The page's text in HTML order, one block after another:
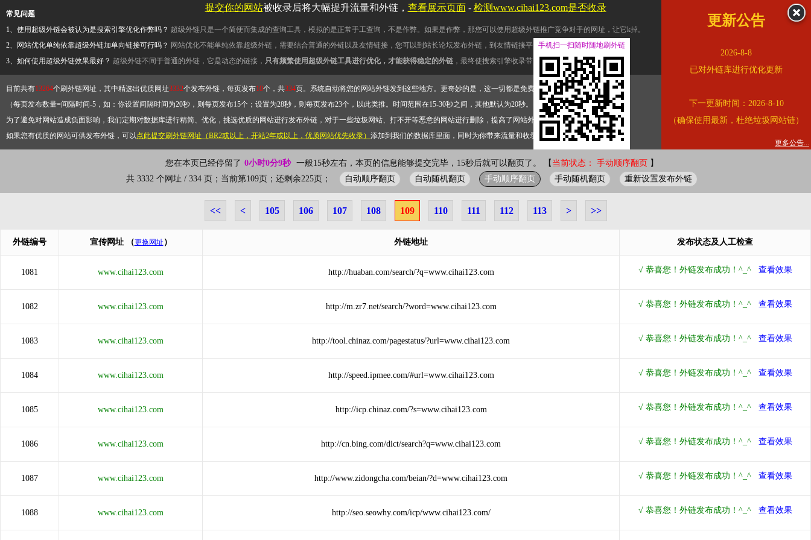
常见问题
1、使用超级外链会被认为是搜索引擎优化作弊吗？ 超级外链只是一个简便而集成的查询工具，模拟的是正常手工查询，不是作弊。如果是作弊，那您可以使用超级外链推广竞争对手的网址，让它k掉。
2、网站优化单纯依靠超级外链加单向链接可行吗？ 网站优化不能单纯依靠超级外链，需要结合普通的外链以及友情链接，您可以到站长论坛发布外链，到友情链接平台交换友情链接。
3、如何使用超级外链效果最好？ 超级外链不同于普通的外链，它是动态的链接， 只有频繁使用超级外链工具进行优化，才能获得稳定的外链 ，最终使搜索引擎收录带网址的查询页面。
目前共有13264个刷外链网址，其中精选出优质网址3332个发布外链，每页发布10个，共334页。系统自动将您的网站外链发到这些地方。更奇妙的是，这一切都是免费的。
（每页发布数量=间隔时间-5，如：你设置间隔时间为20秒，则每页发布15个；设置为28秒，则每页发布23个，以此类推。时间范围在15-30秒之间，其他默认为20秒。）
为了避免对网站造成负面影响，我们定期对数据库进行精简、优化，挑选优质的网站进行发布外链，对于一些垃圾网站、打不开等恶意的网站进行删除，提高了网站外链的质量。
如果您有优质的网站可供发布外链，可以点此提交刷外链网址（BR2或以上，开站2年或以上，优质网站优先收录） 添加到我们的数据库里面，同时为你带来流量和收录。 错误外链纠正
您在本页已经停留了 0小时0分9秒 一般15秒左右，本页的信息能够提交完毕，15秒后就可以翻页了。 【 当前状态： 手动顺序翻页 】
共 3332 个网址 / 334 页；当前第109页；还剩余225页；
自动顺序翻页 自动随机翻页 手动顺序翻页 手动随机翻页 重新设置发布外链
<< < 105 106 107 108 109 110 111 112 113 > >>
外链编号 宣传网址 （更换网址 ） 外链地址 发布状态及人工检查
1081 www.cihai123.com http://huaban.com/search/?q=www.cihai123.com
1082 www.cihai123.com http://m.zr7.net/search/?word=www.cihai123.com
1083 www.cihai123.com http://tool.chinaz.com/pagestatus/?url=www.cihai123.com
1084 www.cihai123.com http://speed.ipmee.com/#url=www.cihai123.com
1085 www.cihai123.com http://icp.chinaz.com/?s=www.cihai123.com
1086 www.cihai123.com http://cn.bing.com/dict/search?q=www.cihai123.com
1087 www.cihai123.com http://www.zidongcha.com/beian/?d=www.cihai123.com
1088 www.cihai123.com http://seo.seowhy.com/icp/www.cihai123.com/
提交你的网站被收录后将大幅提升流量和外链， 查看展示页面- 检测www.cihai123.com是否收录
更新公告
2026-8-8
已对外链库进行优化更新
下一更新时间：2026-8-10
（确保使用最新，杜绝垃圾网站链）
更多公告...
手机扫一扫随时随地刷外链